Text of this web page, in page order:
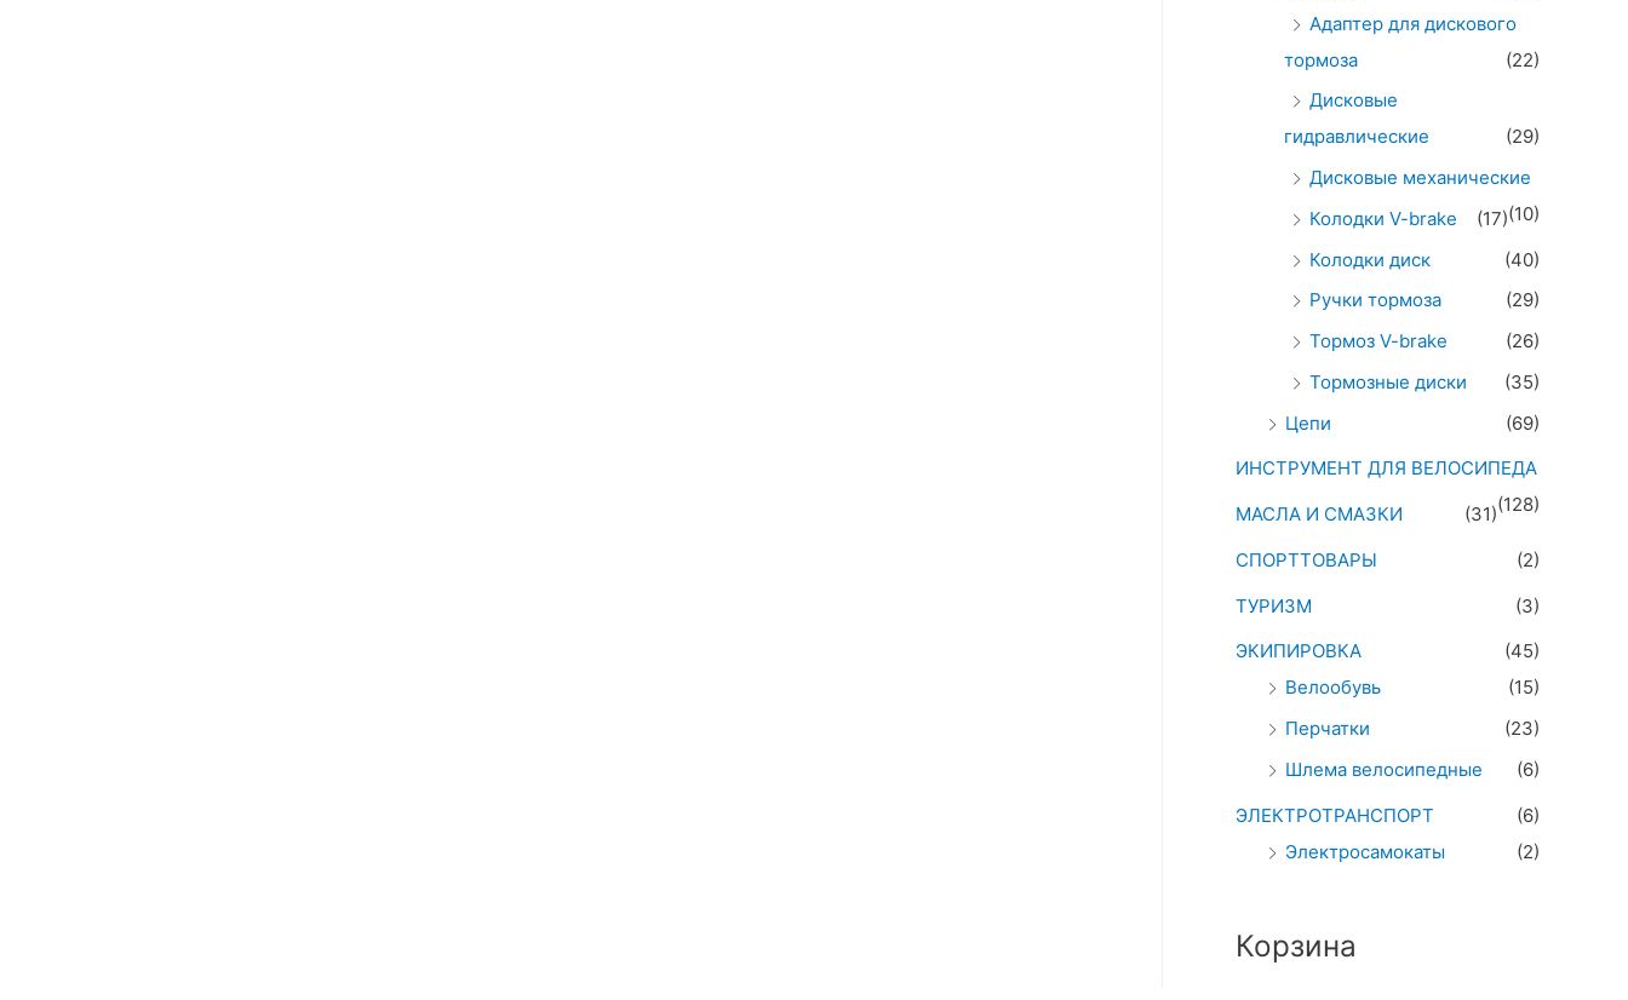
Адаптер для дискового
тормоза
(22)
Дисковые
гидравлические
(29)
Дисковые механические
(10)
Колодки V-brake
(17)
Колодки диск
(40)
Ручки тормоза
(29)
Тормоз V-brake
(26)
Тормозные диски
(35)
Цепи
(69)
ИНСТРУМЕНТ ДЛЯ ВЕЛОСИПЕДА
(128)
МАСЛА И СМАЗКИ
(31)
СПОРТТОВАРЫ
(2)
ТУРИЗМ
(3)
ЭКИПИРОВКА
(45)
Велообувь
(15)
Перчатки
(23)
Шлема велосипедные
(6)
ЭЛЕКТРОТРАНСПОРТ
(6)
Электросамокаты
(2)
Корзина